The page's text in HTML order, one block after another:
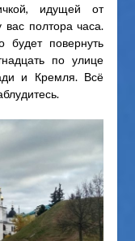
идущей от
вас полтора часа.
повернуть
по улице
и Кремля. Всё